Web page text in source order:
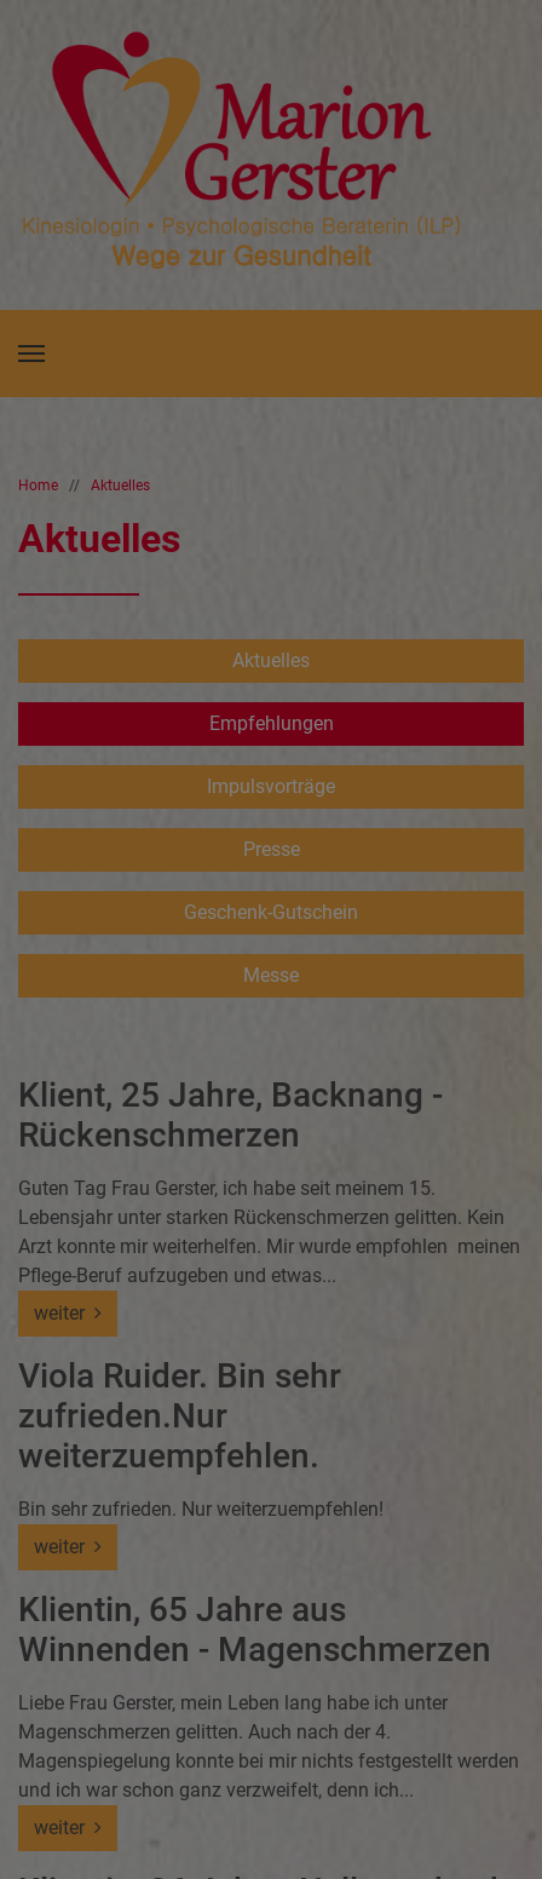
Home // Aktuelles
Aktuelles
Aktuelles
Empfehlungen
Impulsvorträge
Presse
Geschenk-Gutschein
Messe
Klient, 25 Jahre, Backnang -
Rückenschmerzen
Guten Tag Frau Gerster, ich habe seit meinem 15.
Lebensjahr unter starken Rückenschmerzen gelitten. Kein
Arzt konnte mir weiterhelfen. Mir wurde empfohlen meinen
Pflege-Beruf aufzugeben und etwas...
weiter
Viola Ruider. Bin sehr
zufrieden.Nur
weiterzuempfehlen.
Bin sehr zufrieden. Nur weiterzuempfehlen!
weiter
Klientin, 65 Jahre aus
Winnenden - Magenschmerzen
Liebe Frau Gerster, mein Leben lang habe ich unter
Magenschmerzen gelitten. Auch nach der 4.
Magenspiegelung konnte bei mir nichts festgestellt werden
und ich war schon ganz verzweifelt, denn ich...
weiter